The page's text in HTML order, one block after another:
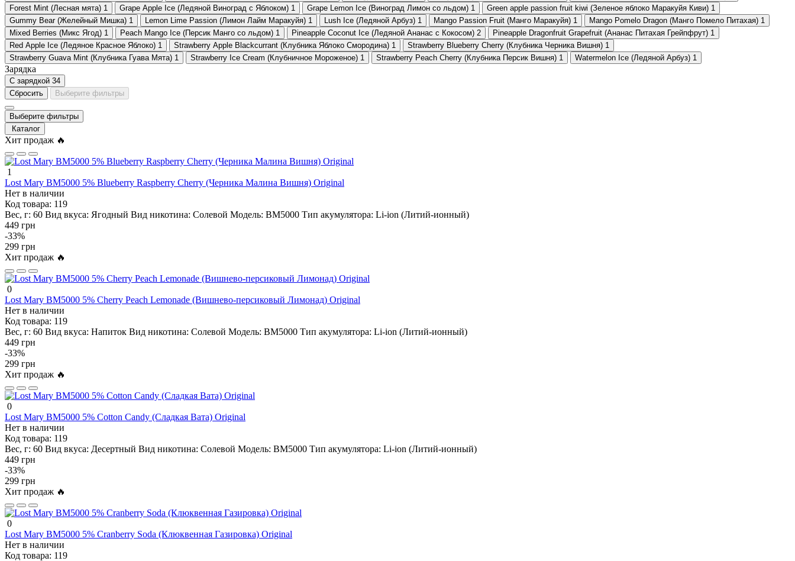
Forest Mint (Лесная мята) 1 Grape Apple Ice (Ледяной Виноград с Яблоком) 1 Grape Lemon Ice (Виноград Лимон со льдом) 1 Green apple passion fruit kiwi (Зеленое яблоко Маракуйя Киви) 1
Gummy Bear (Желейный Мишка) 1 Lemon Lime Passion (Лимон Лайм Маракуйя) 1 Lush Ice (Ледяной Арбуз) 1 Mango Passion Fruit (Манго Маракуйя) 1 Mango Pomelo Dragon (Манго Помело Питахая) 1
Mixed Berries (Микс Ягод) 1 Peach Mango Ice (Персик Манго со льдом) 1 Pineapple Coconut Ice (Ледяной Ананас с Кокосом) 2 Pineapple Dragonfruit Grapefruit (Ананас Питахая Грейпфрут) 1
Red Apple Ice (Ледяное Красное Яблоко) 1 Strawberry Apple Blackcurrant (Клубника Яблоко Смородина) 1 Strawberry Blueberry Cherry (Клубника Черника Вишня) 1
Strawberry Guava Mint (Клубника Гуава Мята) 1 Strawberry Ice Cream (Клубничное Мороженое) 1 Strawberry Peach Cherry (Клубника Персик Вишня) 1 Watermelon Ice (Ледяной Арбуз) 1
Зарядка
С зарядкой 34
Сбросить
Выберите фильтры
Выберите фильтры
Каталог
Хит продаж 🔥
1
Lost Mary BM5000 5% Blueberry Raspberry Cherry (Черника Малина Вишня) Original
Нет в наличии
Код товара: 119
Вес, г: 60 Вид вкуса: Ягодный Вид никотина: Солевой Модель: BM5000 Тип акумулятора: Li-ion (Литий-ионный)
449 грн
-33%
299 грн
Хит продаж 🔥
0
Lost Mary BM5000 5% Cherry Peach Lemonade (Вишнево-персиковый Лимонад) Original
Нет в наличии
Код товара: 119
Вес, г: 60 Вид вкуса: Напиток Вид никотина: Солевой Модель: BM5000 Тип акумулятора: Li-ion (Литий-ионный)
449 грн
-33%
299 грн
Хит продаж 🔥
0
Lost Mary BM5000 5% Cotton Candy (Сладкая Вата) Original
Нет в наличии
Код товара: 119
Вес, г: 60 Вид вкуса: Десертный Вид никотина: Солевой Модель: BM5000 Тип акумулятора: Li-ion (Литий-ионный)
449 грн
-33%
299 грн
Хит продаж 🔥
0
Lost Mary BM5000 5% Cranberry Soda (Клюквенная Газировка) Original
Нет в наличии
Код товара: 119